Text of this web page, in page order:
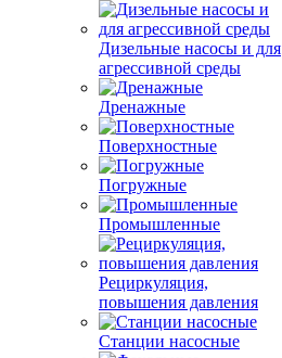
Дизельные насосы и для
агрессивной среды
Дренажные
Поверхностные
Погружные
Промышленные
Рециркуляция,
повышения давления
Станции насосные